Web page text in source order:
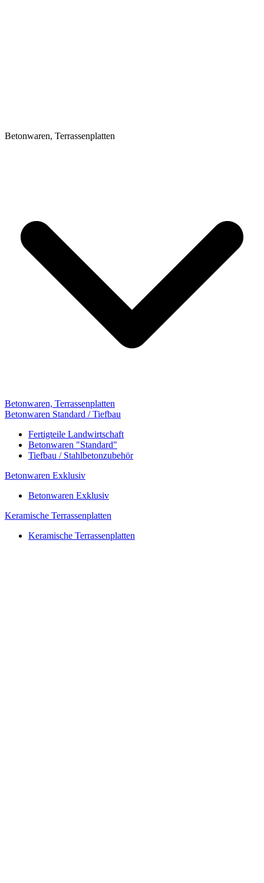
Betonwaren, Terrassenplatten
Betonwaren, Terrassenplatten
Betonwaren Standard / Tiefbau
Fertigteile Landwirtschaft
Betonwaren "Standard"
Tiefbau / Stahlbetonzubehör
Betonwaren Exklusiv
Betonwaren Exklusiv
Keramische Terrassenplatten
Keramische Terrassenplatten